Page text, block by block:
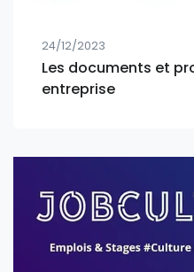
24/12/2023
Les documents et
entreprise